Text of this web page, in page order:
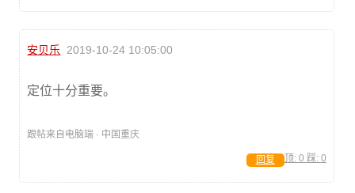
安贝乐 2019-10-24 10:05:00
定位十分重要。
跟帖来自电脑端 · 中国重庆
顶: 0 踩: 0
回复